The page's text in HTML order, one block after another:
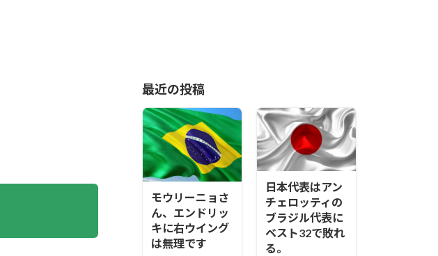
最近の投稿
モウリーニョさ
ん、エンドリッ
キに右ウイング
は無理です
日本代表はアン
チェロッティの
ブラジル代表に
ベスト32で敗れ
る。